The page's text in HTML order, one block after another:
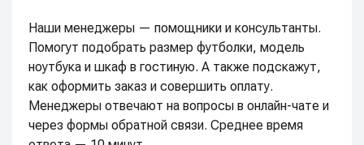
Наши менеджеры — помощники и консультанты.
Помогут подобрать размер футболки, модель
ноутбука и шкаф в гостиную. А также подскажут,
как оформить заказ и совершить оплату.
Менеджеры отвечают на вопросы в онлайн-чате и
через формы обратной связи. Среднее время